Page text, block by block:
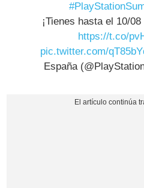
¡Tienes hasta el 10/
https://t.co/
pic.twitter.com/
España